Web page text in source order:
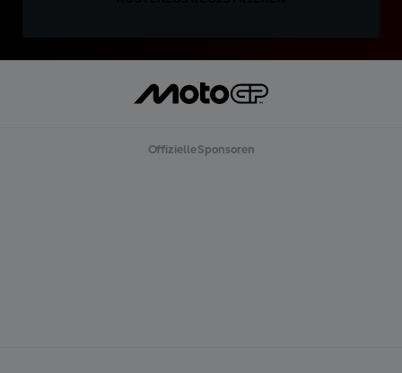
Offizielle Sponsoren